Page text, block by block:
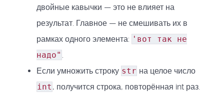
двойные кавычки — это не влияет на
результат. Главное — не смешивать их в
рамках одного элемента: 'вот так не
надо" .
Если умножить строку str на целое число
int , получится строка, повторённая int раз.